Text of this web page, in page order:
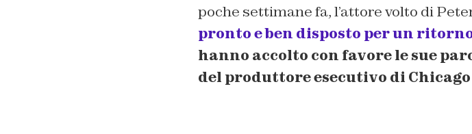
poche settimane fa, l’attore volto di
pronto e ben disposto per un
hanno accolto con favore le sue
del produttore esecutivo di